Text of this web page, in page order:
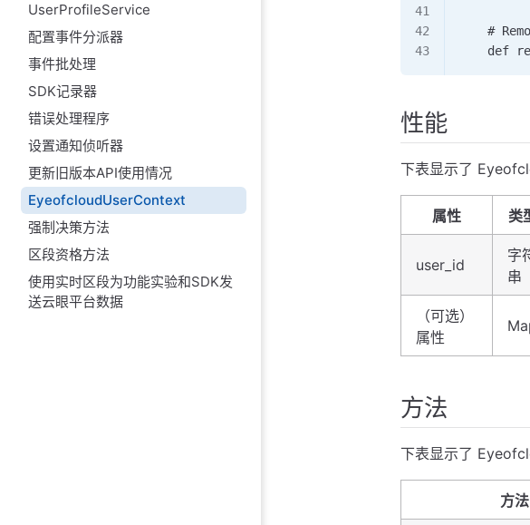
UserProfileService
配置事件分派器
事件批处理
SDK记录器
错误处理程序
设置通知侦听器
更新旧版本API使用情况
EyeofcloudUserContext
强制决策方法
区段资格方法
使用实时区段为功能实验和SDK发
送云眼平台数据
#
def
性能
下表显示了
属性 类
user_id
字
串
（可选）
属性
方法
下表显示了
方法